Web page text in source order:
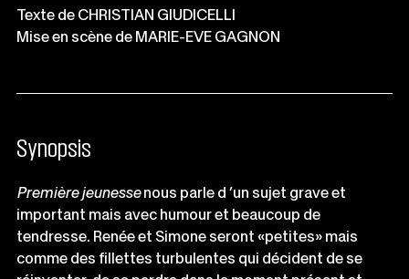
Informations
importantes
Texte de CHRISTIAN GIUDICELLI
Mise en scène de MARIE-EVE GAGNON
Synopsis
Première jeunessenous parle d ’un sujet grave et
important mais avec humour et beaucoup de
tendresse. Renée et Simone seront «petites» mais
comme des fillettes turbulentes qui décident de se